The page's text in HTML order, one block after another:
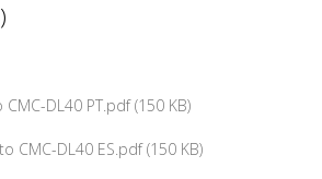
DL40 PT.pdf (150 KB)
CMC-DL40 ES.pdf (150 KB)